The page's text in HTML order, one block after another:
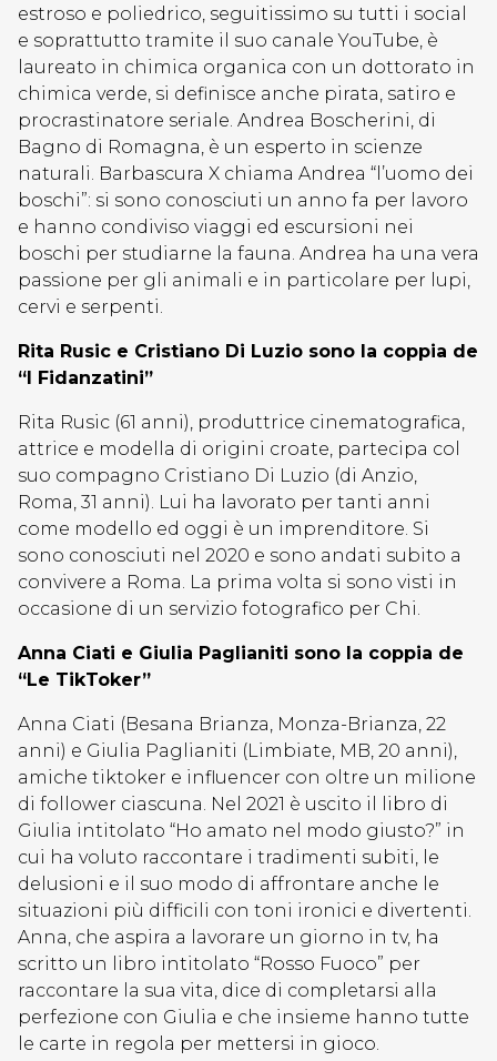
estroso e poliedrico, seguitissimo su tutti i social
e soprattutto tramite il suo canale YouTube, è
laureato in chimica organica con un dottorato in
chimica verde, si definisce anche pirata, satiro e
procrastinatore seriale. Andrea Boscherini, di
Bagno di Romagna, è un esperto in scienze
naturali. Barbascura X chiama Andrea “l’uomo dei
boschi”: si sono conosciuti un anno fa per lavoro
e hanno condiviso viaggi ed escursioni nei
boschi per studiarne la fauna. Andrea ha una vera
passione per gli animali e in particolare per lupi,
cervi e serpenti.
Rita Rusic e Cristiano Di Luzio sono la coppia de
“I Fidanzatini”
Rita Rusic (61 anni), produttrice cinematografica,
attrice e modella di origini croate, partecipa col
suo compagno Cristiano Di Luzio (di Anzio,
Roma, 31 anni). Lui ha lavorato per tanti anni
come modello ed oggi è un imprenditore. Si
sono conosciuti nel 2020 e sono andati subito a
convivere a Roma. La prima volta si sono visti in
occasione di un servizio fotografico per Chi.
Anna Ciati e Giulia Paglianiti sono la coppia de
“Le TikToker”
Anna Ciati (Besana Brianza, Monza-Brianza, 22
anni) e Giulia Paglianiti (Limbiate, MB, 20 anni),
amiche tiktoker e influencer con oltre un milione
di follower ciascuna. Nel 2021 è uscito il libro di
Giulia intitolato “Ho amato nel modo giusto?” in
cui ha voluto raccontare i tradimenti subiti, le
delusioni e il suo modo di affrontare anche le
situazioni più difficili con toni ironici e divertenti.
Anna, che aspira a lavorare un giorno in tv, ha
scritto un libro intitolato “Rosso Fuoco” per
raccontare la sua vita, dice di completarsi alla
perfezione con Giulia e che insieme hanno tutte
le carte in regola per mettersi in gioco.